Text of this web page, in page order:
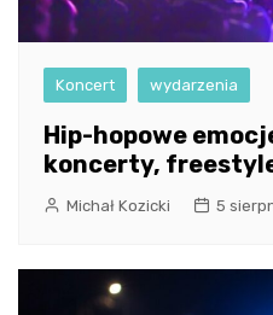
Koncert wydarzenia
Hip-hopowe
koncerty,
Michał Kozicki 5